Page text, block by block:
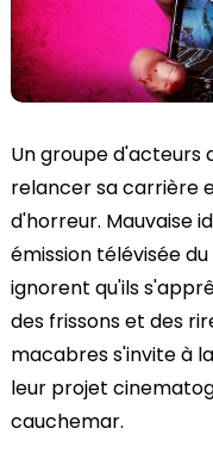
Un groupe d'acteurs
relancer sa carrière
d'horreur. Mauvaise
émission télévisée
ignorent qu'ils
des frissons et des
macabres s'invite à
leur projet
cauchemar.